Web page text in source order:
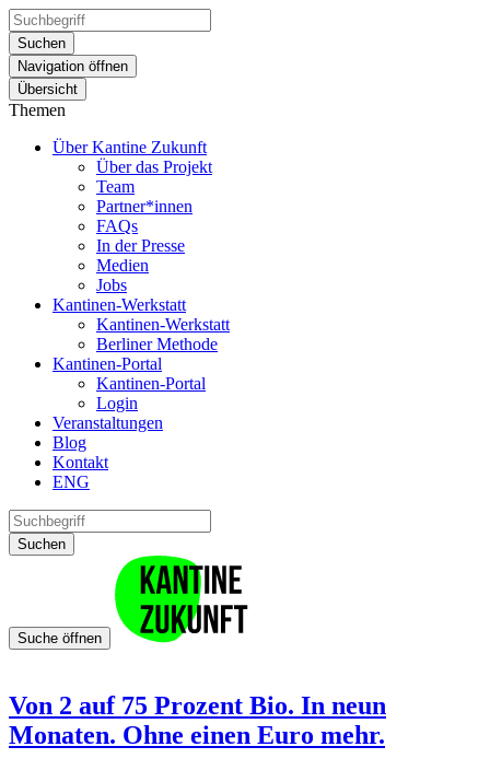
Suchen
Navigation öffnen
Übersicht
Themen
Über Kantine Zukunft
Über das Projekt
Team
Partner*innen
FAQs
In der Presse
Medien
Jobs
Kantinen-Werkstatt
Kantinen-Werkstatt
Berliner Methode
Kantinen-Portal
Kantinen-Portal
Login
Veranstaltungen
Blog
Kontakt
ENG
Suchen
Suche öffnen
Von 2 auf 75 Prozent Bio. In neun
Monaten. Ohne einen Euro mehr.